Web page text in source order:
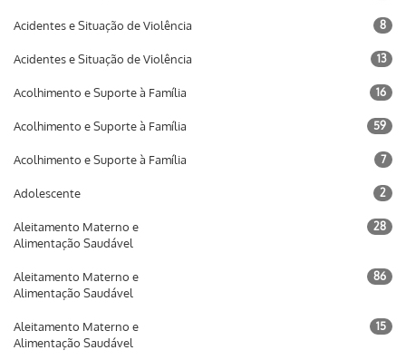
Acidentes e Situação de Violência 8
Acidentes e Situação de Violência 13
Acolhimento e Suporte à Família 16
Acolhimento e Suporte à Família 59
Acolhimento e Suporte à Família 7
Adolescente 2
Aleitamento Materno e
Alimentação Saudável
28
Aleitamento Materno e
Alimentação Saudável
86
Aleitamento Materno e
Alimentação Saudável
15